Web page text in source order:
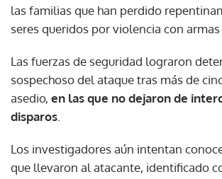
las familias que han perdido
seres queridos por violencia con armas
Las fuerzas de seguridad lograron
sospechoso del ataque tras más de
asedio, en las que no dejaron de
disparos
Los investigadores aún intentan
que llevaron al atacante, identificado